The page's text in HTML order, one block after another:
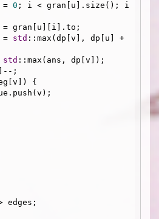
0 ; i < gran[u].size(); i
= gran[u][i].to;
=
std ::max(dp[v], dp[u] +
std ::max(ans, dp[v]);
{
edges;